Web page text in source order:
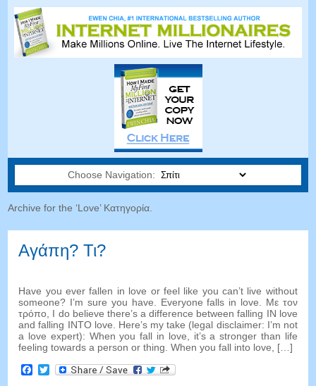
Choose Navigation:
Archive for the ‘Love’ Κατηγορία.
Αγάπη? Τι?
Have you ever fallen in love or feel like you can’t live without
someone? I’m sure you have Everyone falls in love . Με τον
τρόπο, I do believe there’s a difference between falling IN love
and falling INTO love
Here’s my take (legal disclaimer: I’m not
a love expert): When you fall in love
it’s a stronger than life
feeling towards a person or thing .When you fall into love , […]
Facebook
Twitter